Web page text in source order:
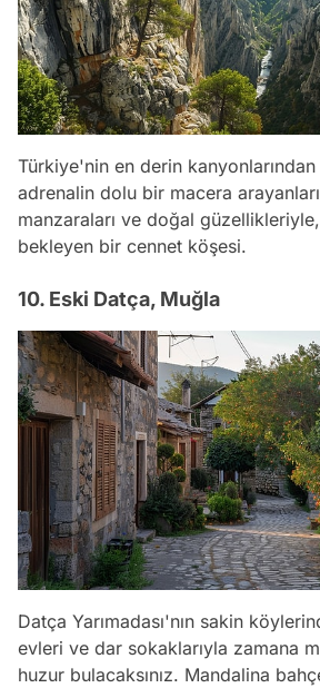
Türkiye'nin en derin
adrenalin dolu bir macera
manzaraları ve doğal
bekleyen bir cennet köşesi.
10. Eski Datça, Muğla
Datça Yarımadası'nın sakin
evleri ve dar sokaklarıyla zamana
huzur bulacaksınız. Mandalina